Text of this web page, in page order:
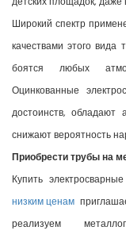
Широкий спектр
качествами этого
боятся любых
Оцинкованные
достоинств, обладают
снижают вероятность
Приобрести трубы на
Купить
низким ценам
реализуем